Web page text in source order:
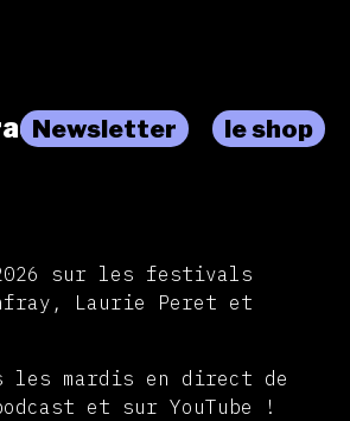
Newsletter le shop
sur les festivals
Laurie Peret et
mardis en direct de
et sur YouTube !